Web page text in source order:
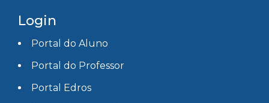
Login
Portal do Aluno
Portal do Professor
Portal Edros